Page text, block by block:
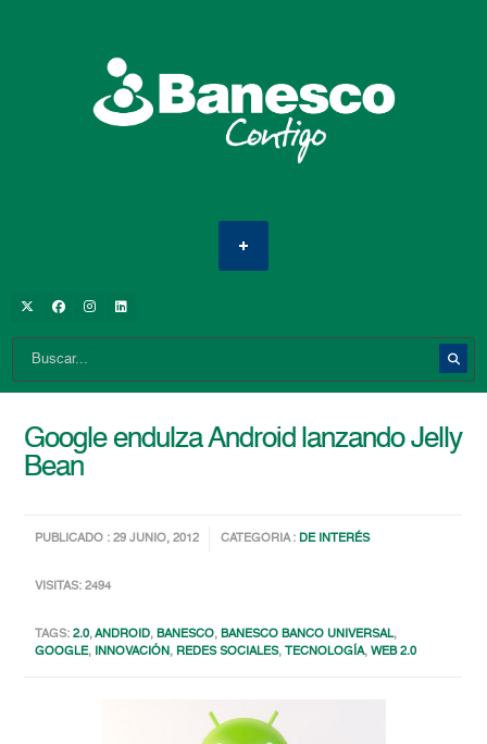
Google endulza Android lanzando Jelly
Bean
PUBLICADO : 29 JUNIO, 2012 CATEGORIA :DE INTERÉS
VISITAS: 2494
TAGS:2.0,ANDROID,BANESCO,BANESCO BANCO UNIVERSAL,
GOOGLE, INNOVACIÓN, REDES SOCIALES, TECNOLOGÍA,WEB 2.0